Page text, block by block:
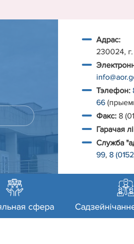
Адрас:
230024,
Тэлефон:
66
Факс: 8
Гарачая
Служба
99, 8
сфера